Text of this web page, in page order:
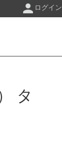
ログイン
タ